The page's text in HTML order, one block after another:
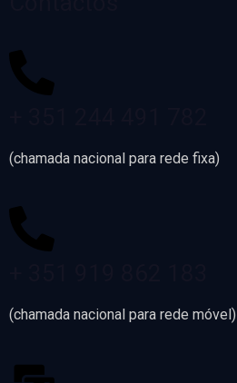
(chamada nacional para rede fixa)
(chamada nacional para rede móvel)